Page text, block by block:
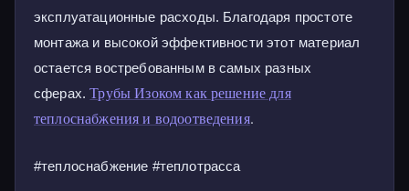
эксплуатационные расходы. Благодаря простоте
монтажа и высокой эффективности этот материал
остается востребованным в самых разных
сферах.Трубы Изоком как решение для
теплоснабжения и водоотведения.
#теплоснабжение #теплотрасса